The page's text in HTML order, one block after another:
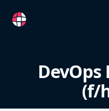
RemoteFR
(f/